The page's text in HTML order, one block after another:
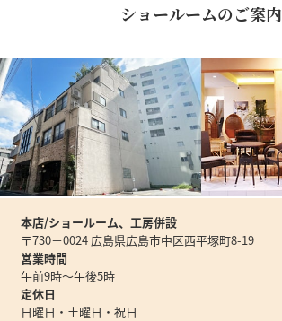
ショールームのご案内
本店/ショールーム、工房併設
〒730－0024 広島県広島市中区西平塚町8-19
営業時間
午前9時～午後5時
定休日
日曜日・土曜日・祝日